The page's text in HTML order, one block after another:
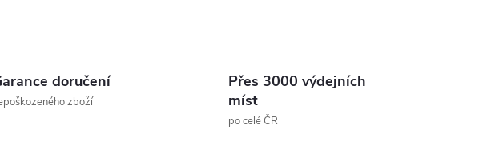
doručení
zboží
Přes 3000 výdejních
míst
po celé ČR